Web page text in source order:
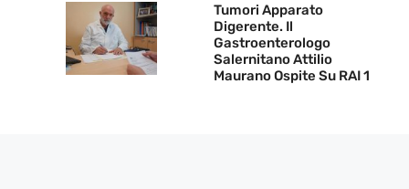
Tumori Apparato
Digerente. Il
Gastroenterologo
Salernitano Attilio
Maurano Ospite Su RAI 1